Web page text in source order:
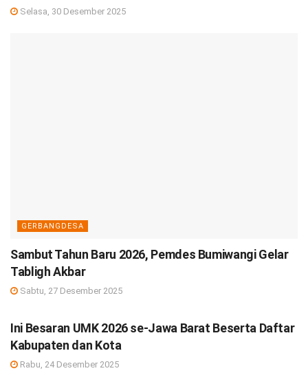
Selasa, 30 Desember 2025
GERBANGDESA
Sambut Tahun Baru 2026, Pemdes Bumiwangi Gelar
Tabligh Akbar
Sabtu, 27 Desember 2025
Ini Besaran UMK 2026 se-Jawa Barat Beserta Daftar
Kabupaten dan Kota
Rabu, 24 Desember 2025